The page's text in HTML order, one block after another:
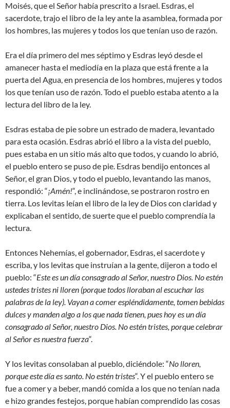
Moisés, que el Señor había prescrito a Israel. Esdras, el
sacerdote, trajo el libro de la ley ante la asamblea, formada por
los hombres, las mujeres y todos los que tenían uso de razón.
Era el día primero del mes séptimo y Esdras leyó desde el
amanecer hasta el mediodía en la plaza que está frente a la
puerta del Agua, en presencia de los hombres, mujeres y todos
los que tenían uso de razón. Todo el pueblo estaba atento a la
lectura del libro de la ley.
Esdras estaba de pie sobre un estrado de madera, levantado
para esta ocasión. Esdras abrió el libro a la vista del pueblo,
pues estaba en un sitio más alto que todos, y cuando lo abrió,
el pueblo entero se puso de pie. Esdras bendijo entonces al
Señor, el gran Dios, y todo el pueblo, levantando las manos,
respondió: “¡Amén!“, e inclinándose, se postraron rostro en
tierra. Los levitas leían el libro de la ley de Dios con claridad y
explicaban el sentido, de suerte que el pueblo comprendía la
lectura.
Entonces Nehemías, el gobernador, Esdras, el sacerdote y
escriba, y los levitas que instruían a la gente, dijeron a todo el
pueblo: “Este es un día consagrado al Señor, nuestro Dios. No estén
ustedes tristes ni lloren (porque todos lloraban al escuchar las
palabras de la ley). Vayan a comer espléndidamente, tomen bebidas
dulces y manden algo a los que nada tienen, pues hoy es un día
consagrado al Señor, nuestro Dios. No estén tristes, porque celebrar
al Señor es nuestra fuerza“.
Y los levitas consolaban al pueblo, diciéndole: “No lloren,
porque este día es santo. No estén tristes“. Y el pueblo entero se
fue a comer y a beber, mandó comida a los que no tenían nada
e hizo grandes festejos, porque habían comprendido las cosas